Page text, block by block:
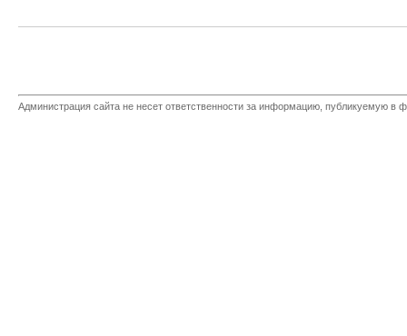
Администрация сайта не несет ответственности за информацию, публикуемую